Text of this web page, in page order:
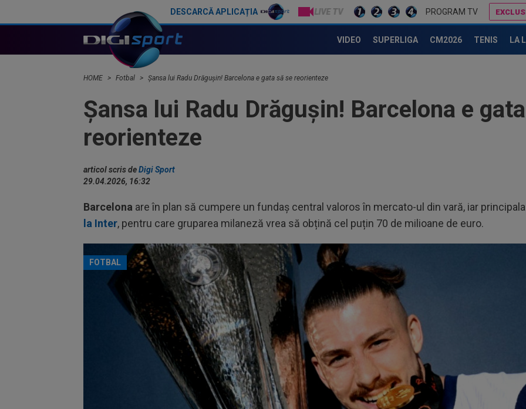
DESCARCĂ APLICAȚIA LIVE TV PROGRAM TV
VIDEO SUPERLIGA CM2026 TENIS LA
HOME Fotbal Șansa lui Radu Drăgușin! Barcelona e gata să se reorienteze
Șansa lui Radu Drăgușin! Barcelona e
reorienteze
articol scris deDigi Sport
29.04.2026, 16:32
Barcelona are în plan să cumpere un fundaș central valoros în mercato-ul din vară, iar
la Inter, pentru care gruparea milaneză vrea să obțină cel puțin 70 de milioane de euro.
FOTBAL